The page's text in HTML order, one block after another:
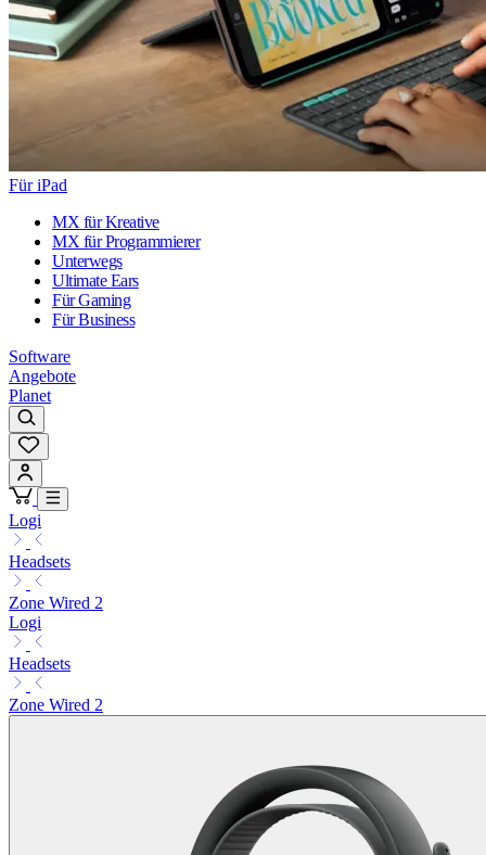
Für iPad
MX für Kreative
MX für Programmierer
Unterwegs
Ultimate Ears
Für Gaming
Für Business
Software
Angebote
Planet
Logi
Headsets
Zone Wired 2
Logi
Headsets
Zone Wired 2